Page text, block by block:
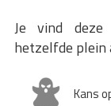
Je vind
hetzelfde plein
Kans